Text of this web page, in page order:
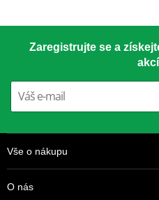
Zaregistrujte se a
Vše o nákupu
O nás